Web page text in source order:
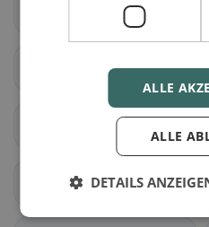
Mettmenstetten
Rifferswil
ALLE
ALLE
DETAILS